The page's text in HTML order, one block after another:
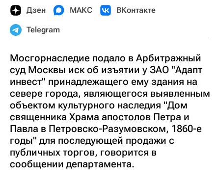
Дзен МАКС ВКонтакте
Telegram
Мосгорнаследие подало в Арбитражный
суд Москвы иск об изъятии у ЗАО "Адапт
инвест" принадлежащего ему здания на
севере города, являющегося выявленным
объектом культурного наследия "Дом
священника Храма апостолов Петра и
Павла в Петровско-Разумовском, 1860-е
годы" для последующей продажи с
публичных торгов, говорится в
сообщении департамента.